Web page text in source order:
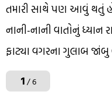
તમારી સાથે પણ આવું થતું
નાની-નાની વાતોનું
ફાટ્યા વગરના ગુલાબ
1/ 6